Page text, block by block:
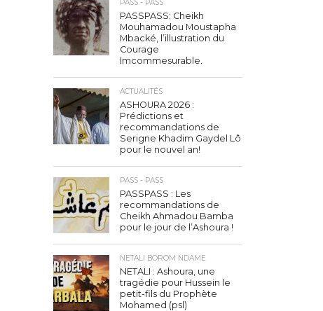
PASS - PASS
PASSPASS: Cheikh
Mouhamadou Moustapha
Mbacké, l’illustration du
Courage
Imcommesurable.
ACTUALITÉS
ASHOURA 2026 :
Prédictions et
recommandations de
Serigne Khadim Gaydel Lô
pour le nouvel an!
PASS - PASS
PASSPASS : Les
recommandations de
Cheikh Ahmadou Bamba
pour le jour de l’Ashoura !
NETALI BOROM NDAME
NETALI : Ashoura, une
tragédie pour Hussein le
petit-fils du Prophète
Mohamed (psl)